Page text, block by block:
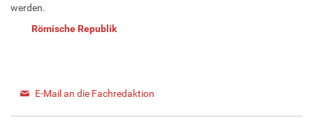
werden.
Römische Republik
E-Mail an die Fachredaktion